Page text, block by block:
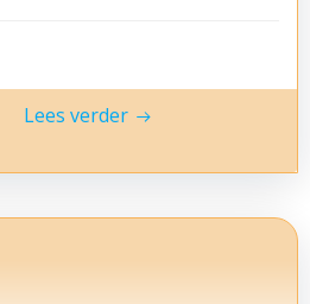
Lees verder